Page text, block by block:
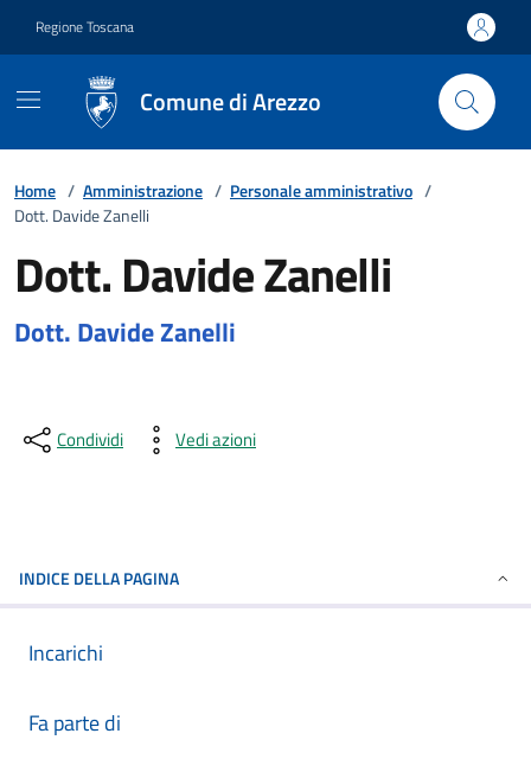
Regione Toscana
Comune di Arezzo
Home / Amministrazione / Personale amministrativo /
Dott. Davide Zanelli
Dott. Davide Zanelli
Dott. Davide Zanelli
Condividi Vedi azioni
INDICE DELLA PAGINA
Incarichi
Fa parte di